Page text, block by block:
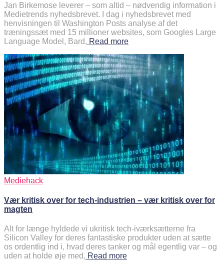
Jan Birkemose leverer – som altid – nødvendig information i
Medietrends nyhedsbrevet. I dag i nyhedsbrevet med
henvisningen til Washington Posts analyse af det
træningssæt med 15 millioner websites, som Googles Large
Language Model, Bard, Read more
Mediehack
Vær kritisk over for tech-industrien – vær kritisk over for
magten
Alt for længe hyldede vi ukritisk tech-iværksætterne fra
Silicon Valley for deres fantastiske produkter uden at sætte
os ordentlig ind i, hvad deres tanker og mål egentlig var – og
uden at holde øje med, Read more